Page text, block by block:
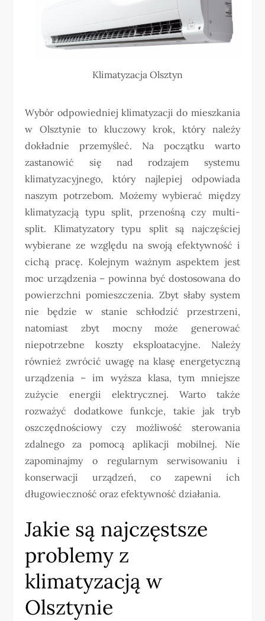
Klimatyzacja Olsztyn
Wybór odpowiedniej klimatyzacji do mieszkania
w Olsztynie to kluczowy krok, który należy
dokładnie przemyśleć. Na początku warto
zastanowić się nad rodzajem systemu
klimatyzacyjnego, który najlepiej odpowiada
naszym potrzebom. Możemy wybierać między
klimatyzacją typu split, przenośną czy multi-
split. Klimatyzatory typu split są najczęściej
wybierane ze względu na swoją efektywność i
cichą pracę. Kolejnym ważnym aspektem jest
moc urządzenia – powinna być dostosowana do
powierzchni pomieszczenia. Zbyt słaby system
nie będzie w stanie schłodzić przestrzeni,
natomiast zbyt mocny może generować
niepotrzebne koszty eksploatacyjne. Należy
również zwrócić uwagę na klasę energetyczną
urządzenia – im wyższa klasa, tym mniejsze
zużycie energii elektrycznej. Warto także
rozważyć dodatkowe funkcje, takie jak tryb
oszczędnościowy czy możliwość sterowania
zdalnego za pomocą aplikacji mobilnej. Nie
zapominajmy o regularnym serwisowaniu i
konserwacji urządzeń, co zapewni ich
długowieczność oraz efektywność działania.
Jakie są najczęstsze
problemy z
klimatyzacją w
Olsztynie